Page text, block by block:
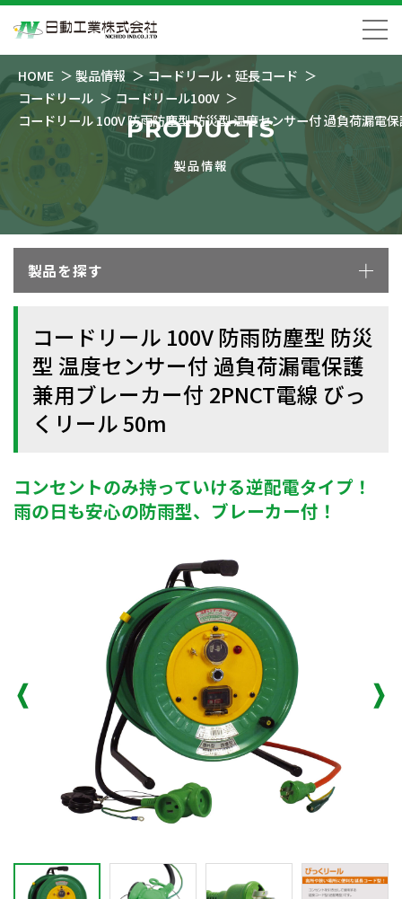
HOME 製品情報
コードリール・延長コード
コードリール
コードリール100V
コードリール 100V 防雨防塵型 防災型 温度センサー付 過負荷漏電
PRODUCTS
製品情報
製品を探す
コードリール 100V 防雨防塵型 防災
型 温度センサー付 過負荷漏電保護
兼用ブレーカー付 2PNCT電線 びっ
くリール 50m
コンセントのみ持っていける逆配電タイプ！
雨の日も安心の防雨型、ブレーカー付！